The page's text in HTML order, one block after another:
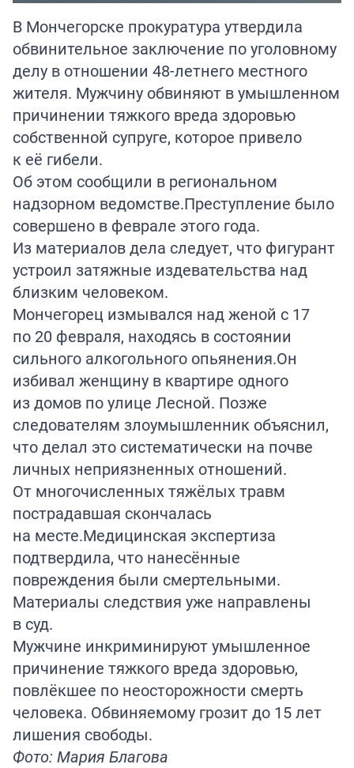
В Мончегорске прокуратура утвердила
обвинительное заключение по уголовному
делу в отношении 48-летнего местного
жителя. Мужчину обвиняют в умышленном
причинении тяжкого вреда здоровью
собственной супруге, которое привело
к её гибели.
Об этом сообщили в региональном
надзорном ведомстве.Преступление было
совершено в феврале этого года.
Из материалов дела следует, что фигурант
устроил затяжные издевательства над
близким человеком.
Мончегорец измывался над женой с 17
по 20 февраля, находясь в состоянии
сильного алкогольного опьянения.Он
избивал женщину в квартире одного
из домов по улице Лесной. Позже
следователям злоумышленник объяснил,
что делал это систематически на почве
личных неприязненных отношений.
От многочисленных тяжёлых травм
пострадавшая скончалась
на месте.Медицинская экспертиза
подтвердила, что нанесённые
повреждения были смертельными.
Материалы следствия уже направлены
в суд.
Мужчине инкриминируют умышленное
причинение тяжкого вреда здоровью,
повлёкшее по неосторожности смерть
человека. Обвиняемому грозит до 15 лет
лишения свободы.
Фото: Мария Благова